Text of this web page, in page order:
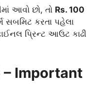
આવો છો, તો Rs. 100
સબમિટ કરતા પહેલા
પ્રિન્ટ આઉટ કાઢી
– Important